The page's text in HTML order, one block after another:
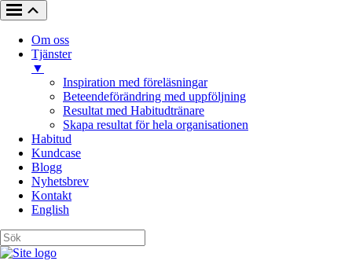
Om oss
Tjänster
▼
Inspiration med föreläsningar
Beteendeförändring med uppföljning
Resultat med Habitudtränare
Skapa resultat för hela organisationen
Habitud
Kundcase
Blogg
Nyhetsbrev
Kontakt
English